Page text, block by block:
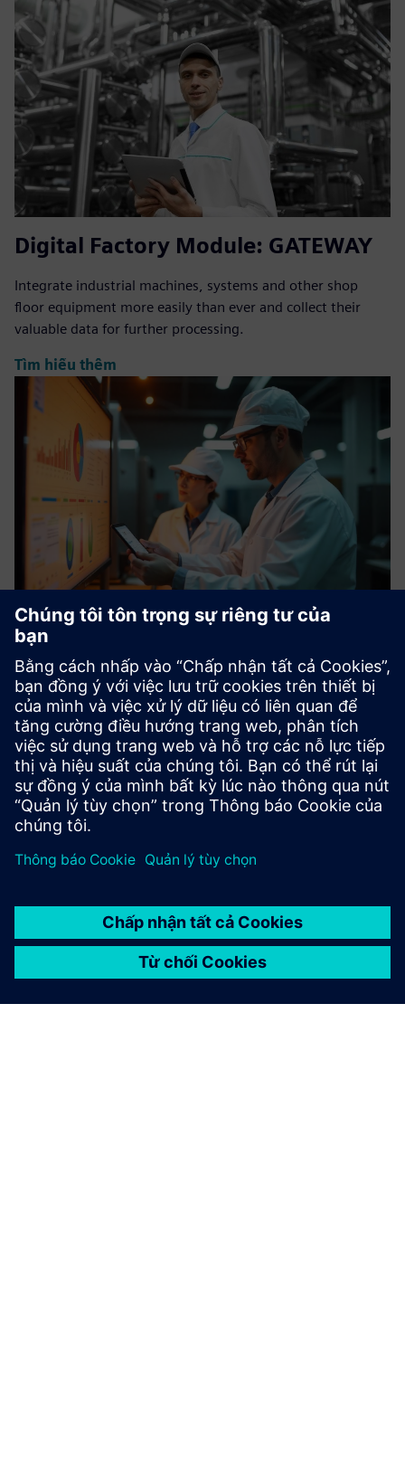
Digital Factory Module: GATEWAY
Integrate industrial machines, systems and other shop
floor equipment more easily than ever and collect their
valuable data for further processing.
Tìm hiểu thêm
Digital Factory Module: ANALYSIS
Knowing instead of guessing: With our cloud-based
solution, you can transform your data from different
processes, machines, sensors and other shop floor
equipment’s into tangible insights.
Tìm hiểu thêm